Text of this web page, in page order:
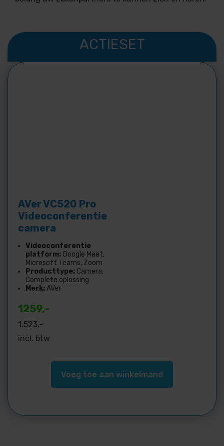
ACTIESET
AVer VC520 Pro
Videoconferentie
camera
Videoconferentie
platform: Google Meet,
Microsoft Teams, Zoom
Producttype: Camera,
Complete oplossing
Merk:AVer
1259,-
1.523,-
incl. btw
Voeg toe aan winkelmand